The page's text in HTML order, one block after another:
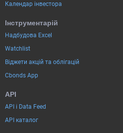
Календар інвестора
Інструментарій
Надбудова Excel
Watchlist
Віджети акцій та облігацій
Cbonds App
API
API і Data Feed
API каталог